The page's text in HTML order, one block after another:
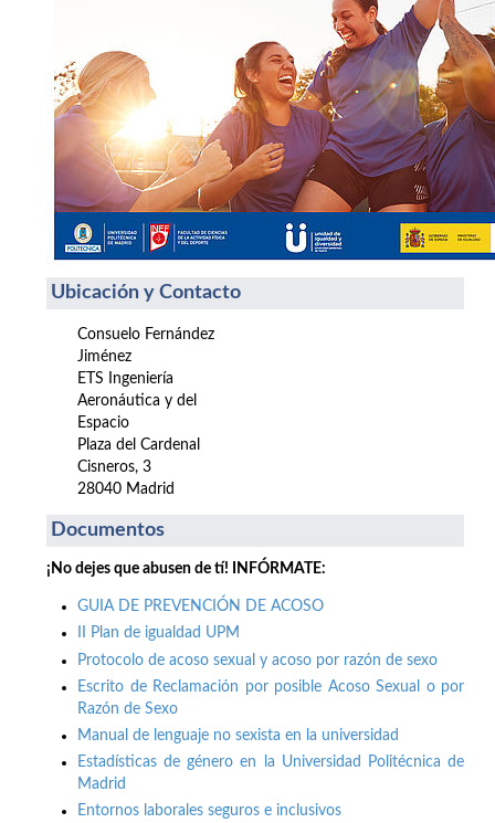
Ubicación y Contacto
Consuelo Fernández
Jiménez
ETS Ingeniería
Aeronáutica y del
Espacio
Plaza del Cardenal
Cisneros, 3
28040 Madrid
Documentos
¡No dejes que abusen de tí! INFÓRMATE:
GUIA DE PREVENCIÓN DE ACOSO
II Plan de igualdad UPM
Protocolo de acoso sexual y acoso por razón de sexo
Escrito de Reclamación por posible Acoso Sexual o por
Razón de Sexo
Manual de lenguaje no sexista en la universidad
Estadísticas de género en la Universidad Politécnica de
Madrid
Entornos laborales seguros e inclusivos